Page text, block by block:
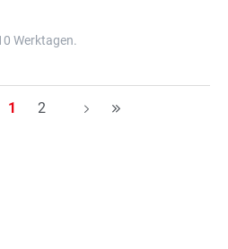
Werktagen.
Seite
1 Seite
2 A H